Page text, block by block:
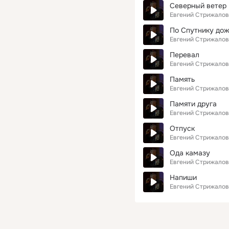
Северный ветер
Евгений Стрижалов
По Спутнику
Евгений Стрижалов
Перевал
Евгений Стрижалов
Память
Евгений Стрижалов
Памяти друга
Евгений Стрижалов
Отпуск
Евгений Стрижалов
Ода камазу
Евгений Стрижалов
Напиши
Евгений Стрижалов